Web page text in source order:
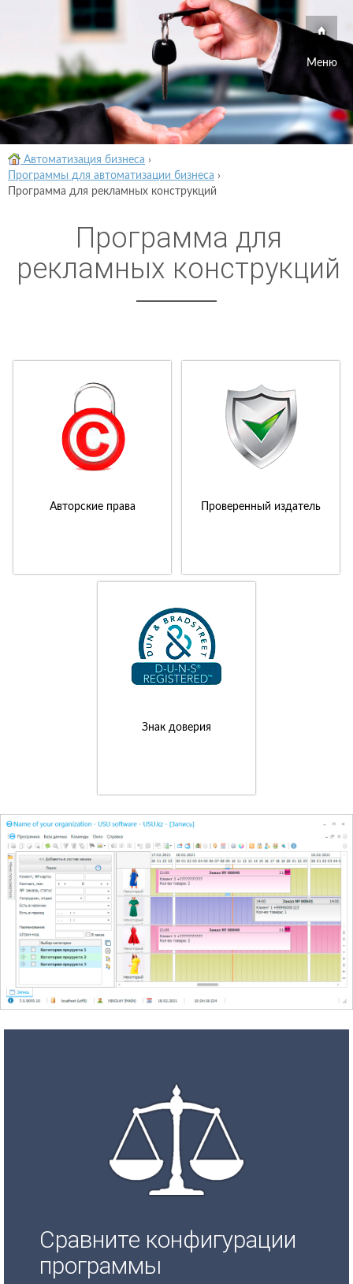
Меню
Автоматизация бизнеса ›
Программы для автоматизации бизнеса ›
Программа для рекламных конструкций
Программа для
рекламных конструкций
Авторские права Проверенный издатель
Знак доверия
Сравните конфигурации
программы